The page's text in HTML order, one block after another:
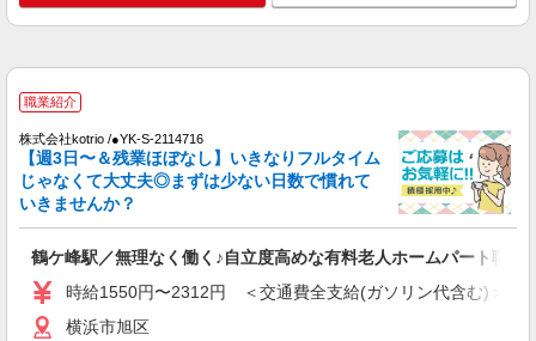
務先から選べます。
時にご相談ください。 ◆交通費：別途全額支給 ※
当社規定あり
神奈川県横浜市旭区 【最寄駅】 ◆各線「二俣
キープ 詳細を見る
職業紹介
株式会社kotrio /●YK-S-2098453
≪鶴ヶ峰駅≫高月給24万〜/賞与年2回｜就労支
【正社員】月給240,000〜400,000円 ・基本
職業紹介
株式会社kotrio /●YK-S-2114716
【週3日〜＆残業ほぼなし】いきなりフルタイム
じゃなくて大丈夫◎まずは少ない日数で慣れて
いきませんか？
鶴ケ峰駅／無理なく働く♪自立度高めな有料老人ホームパート職員
時給1550円〜2312円 ＜交通費全支給(ガソリン代含む)＞
横浜市旭区